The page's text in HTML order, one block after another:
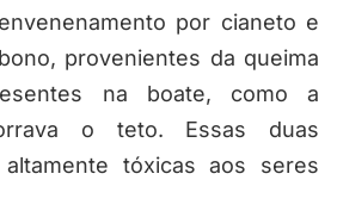
por cianeto e
provenientes da queima
na boate, como a
o teto. Essas duas
tóxicas aos seres